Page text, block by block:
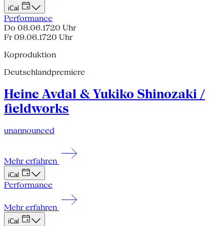
iCal
Performance
Do 08.06.1720 Uhr
Fr 09.06.1720 Uhr
Koproduktion
Deutschlandpremiere
Heine Avdal & Yukiko Shinozaki /
fieldworks
unannounced
Mehr erfahren
iCal
Performance
Mehr erfahren
iCal